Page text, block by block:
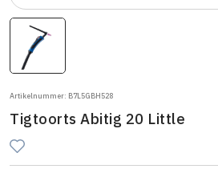
Artikelnummer: B7L5GBH528
Tigtoorts Abitig 20 Little